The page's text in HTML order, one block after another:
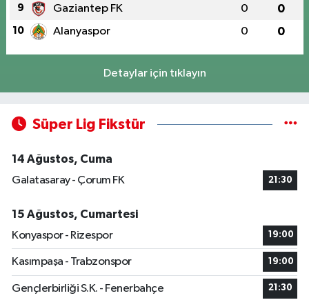
9 Gaziantep FK 0 0
10 Alanyaspor 0 0
Detaylar için tıklayın
Süper Lig Fikstür
14 Ağustos, Cuma
Galatasaray - Çorum FK
21:30
15 Ağustos, Cumartesi
Konyaspor - Rizespor
19:00
Kasımpaşa - Trabzonspor 19:00
Gençlerbirliği S.K. - Fenerbahçe 21:30